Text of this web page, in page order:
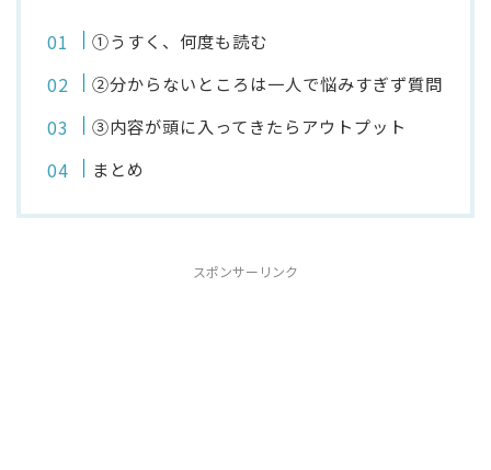
①うすく、何度も読む
②分からないところは一人で悩みすぎず質問
③内容が頭に入ってきたらアウトプット
まとめ
スポンサーリンク